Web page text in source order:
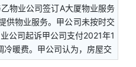
物业公司签订A大厦物业服务
供物业服务。甲公司未按时交
公司起诉甲公司支付2021年1
冷暖费。甲公司认为，房屋交